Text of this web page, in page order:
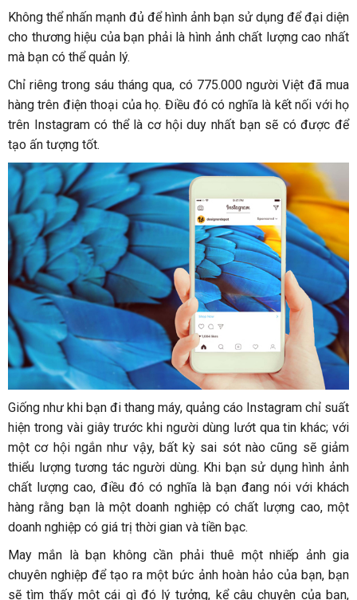
Không thể nhấn mạnh đủ để hình ảnh bạn sử dụng để đại diện
cho thương hiệu của bạn phải là hình ảnh chất lượng cao nhất
mà bạn có thể quản lý.
Chỉ riêng trong sáu tháng qua, có 775.000 người Việt đã mua
hàng trên điện thoại của họ. Điều đó có nghĩa là kết nối với họ
trên Instagram có thể là cơ hội duy nhất bạn sẽ có được để
tạo ấn tượng tốt.
Giống như khi bạn đi thang máy, quảng cáo Instagram chỉ suất
hiện trong vài giây trước khi người dùng lướt qua tin khác; với
một cơ hội ngắn như vậy, bất kỳ sai sót nào cũng sẽ giảm
thiểu lượng tương tác người dùng. Khi bạn sử dụng hình ảnh
chất lượng cao, điều đó có nghĩa là bạn đang nói với khách
hàng rằng bạn là một doanh nghiệp có chất lượng cao, một
doanh nghiệp có giá trị thời gian và tiền bạc.
May mắn là bạn không cần phải thuê một nhiếp ảnh gia
chuyên nghiệp để tạo ra một bức ảnh hoàn hảo của bạn, bạn
sẽ tìm thấy một cái gì đó lý tưởng, kể câu chuyện của bạn,